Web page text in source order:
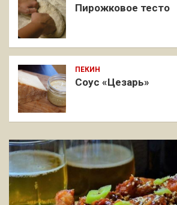
Пирожковое тесто
ПЕКИН
Соус «Цезарь»